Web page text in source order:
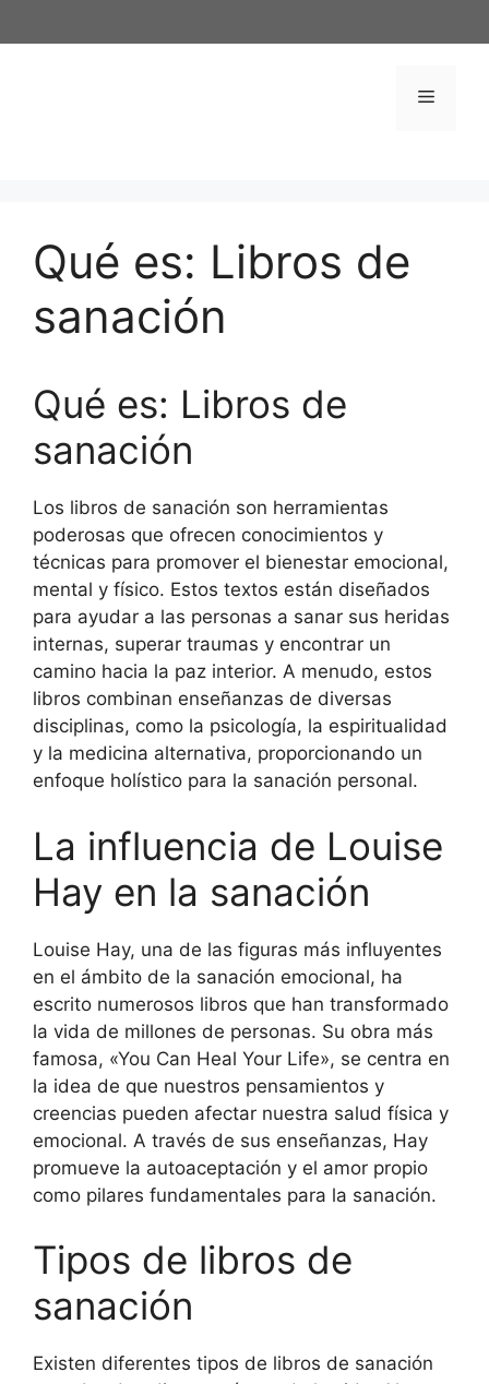
al
Menú
Qué es: Libros de
sanación
Qué es: Libros de
sanación
Los libros de sanación son herramientas
poderosas que ofrecen conocimientos y
técnicas para promover el bienestar emocional,
mental y físico. Estos textos están diseñados
para ayudar a las personas a sanar sus heridas
internas, superar traumas y encontrar un
camino hacia la paz interior. A menudo, estos
libros combinan enseñanzas de diversas
disciplinas, como la psicología, la espiritualidad
y la medicina alternativa, proporcionando un
enfoque holístico para la sanación personal.
La influencia de Louise
Hay en la sanación
Louise Hay, una de las figuras más influyentes
en el ámbito de la sanación emocional, ha
escrito numerosos libros que han transformado
la vida de millones de personas. Su obra más
famosa, «You Can Heal Your Life», se centra en
la idea de que nuestros pensamientos y
creencias pueden afectar nuestra salud física y
emocional. A través de sus enseñanzas, Hay
promueve la autoaceptación y el amor propio
como pilares fundamentales para la sanación.
Tipos de libros de
sanación
Existen diferentes tipos de libros de sanación